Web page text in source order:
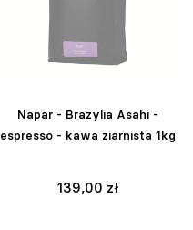
Napar - Brazylia Asahi -
espresso - kawa ziarnista 1kg
139,00 zł